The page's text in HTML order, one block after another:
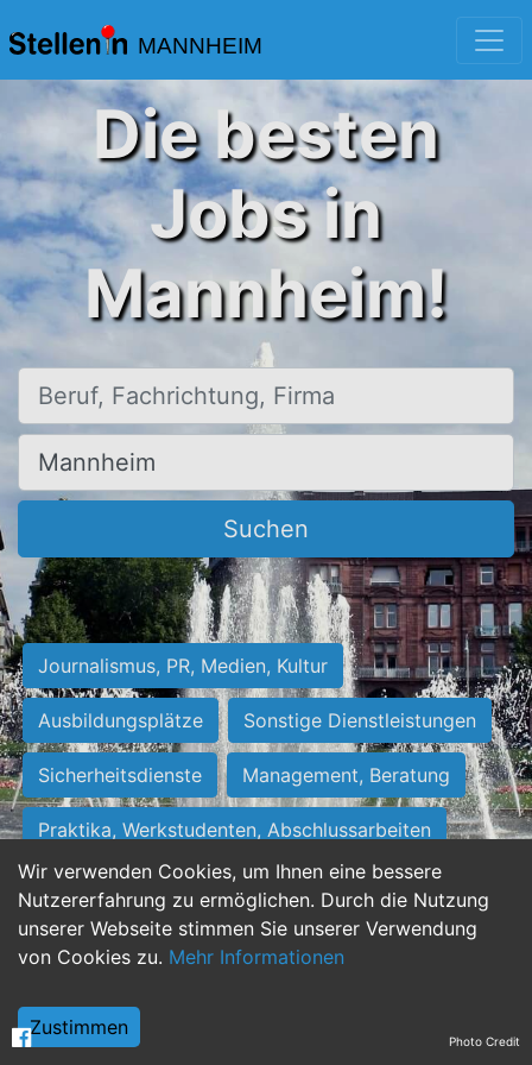
MANNHEIM
Wir verwenden Cookies, um Ihnen eine bessere
Nutzererfahrung zu ermöglichen. Durch die Nutzung
unserer Webseite stimmen Sie unserer Verwendung
von Cookies zu. Mehr Informationen
Zustimmen
Die besten
Jobs in
Mannheim!
Beruf, Fachrichtung, Firma
Ort, Stadt
Suchen
Journalismus, PR, Medien, Kultur
Ausbildungsplätze Sonstige Dienstleistungen
Sicherheitsdienste Management, Beratung
Praktika, Werkstudenten, Abschlussarbeiten
Personalwesen Assistenz, Sekretariat
Hilfskräfte, Aushilfs- und Nebenjobs
Weiterbildung, Studium, duale Ausbildung Photo Credit